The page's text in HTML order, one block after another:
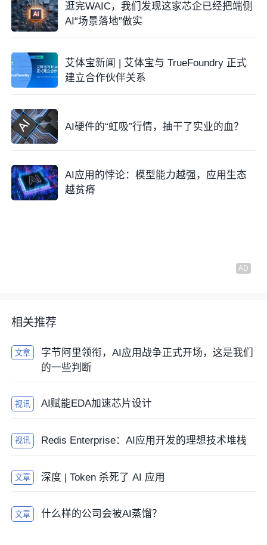
逛完WAIC，我们发现这家芯企已经把端侧
AI“场景落地”做实
艾体宝新闻 | 艾体宝与 TrueFoundry 正式
建立合作伙伴关系
AI硬件的“虹吸”行情，抽干了实业的血？
AI应用的悖论：模型能力越强，应用生态
越贫瘠
相关推荐
文章
字节阿里领衔，AI应用战争正式开场，这是我们
的一些判断
视讯 AI赋能EDA加速芯片设计
视讯 Redis Enterprise：AI应用开发的理想技术堆栈
文章 深度 | Token 杀死了 AI 应用
文章 什么样的公司会被AI蒸馏？